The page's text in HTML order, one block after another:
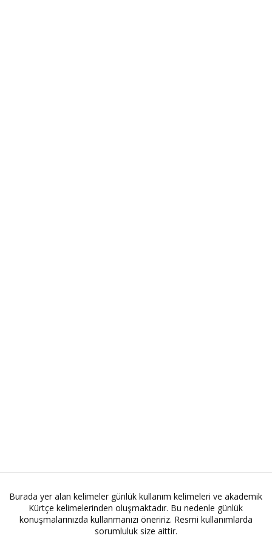
Burada yer alan kelimeler günlük kullanım kelimeleri ve akademik
Kürtçe kelimelerinden oluşmaktadır. Bu nedenle günlük
konuşmalarınızda kullanmanızı öneririz. Resmi kullanımlarda
sorumluluk size aittir.